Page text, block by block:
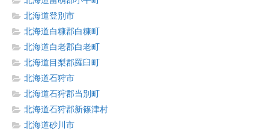
北海道登別市
北海道白糠郡白糠町
北海道白老郡白老町
北海道目梨郡羅臼町
北海道石狩市
北海道石狩郡当別町
北海道石狩郡新篠津村
北海道砂川市